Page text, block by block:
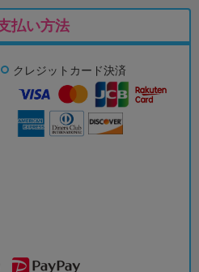
払い方法
クレジットカード決済